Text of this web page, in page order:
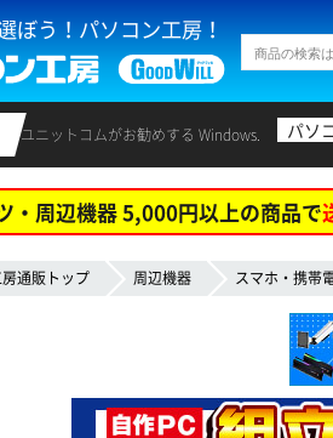
ぼう！パソコン工房！
ユニットコムがお勧めする Windows. パソ
・周辺機器 5,000円以上の商品で
通販トップ 周辺機器 スマホ・携帯